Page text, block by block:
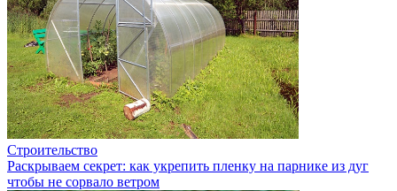
Строительство
Раскрываем секрет: как укрепить пленку на парнике из дуг
чтобы не сорвало ветром